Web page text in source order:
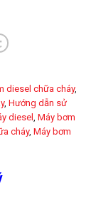
diesel chữa cháy,
, Hướng dẫn sử
diesel , Máy bơm
cháy, Máy bơm